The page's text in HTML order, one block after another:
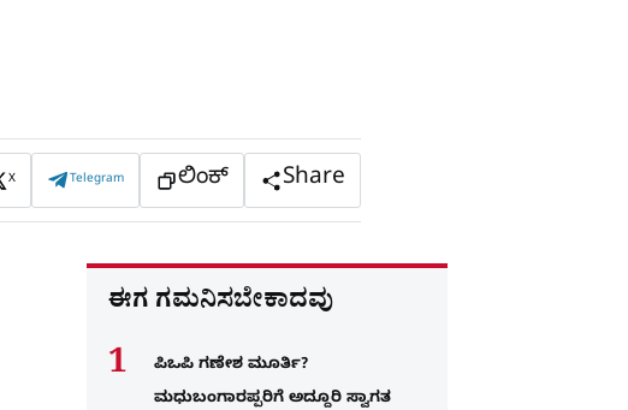
X Telegram ಲಿಂಕ್ Share
ಈಗ ಗಮನಿಸಬೇಕಾದವು
ಪಿಒಪಿ ಗಣೇಶ ಮೂರ್ತಿ?
ಮಧುಬಂಗಾರಪ್ಪರಿಗೆ ಅದ್ದೂರಿ ಸ್ವಾಗತ